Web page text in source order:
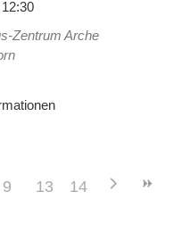
Zentrum Arche
6 7
9 10 11 12
13 14